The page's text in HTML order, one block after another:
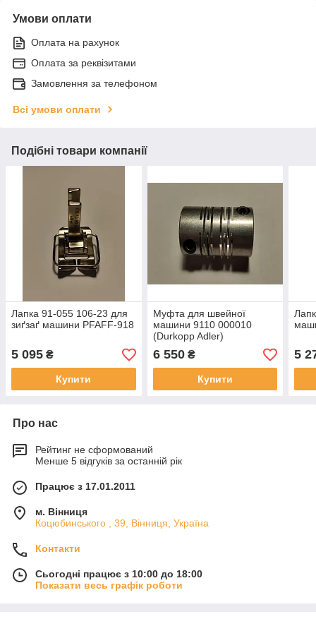
Умови оплати
Оплата на рахунок
Оплата за реквізитами
Замовлення за телефоном
Всі умови оплати
Подібні товари компанії
Лапка 91-055 106-23 для
зиґзаґ машини PFAFF-918
5 095 ₴
Купити
Муфта для швейної
машини 9110 000010
(Durkopp Adler)
6 550₴
Купити
5
Про нас
Рейтинг не сформований
Менше 5 відгуків за останній рік
Працює з 17.01.2011
м. Вінниця
Коцюбинського , 39, Вінниця, Україна
Контакти
Сьогодні працює з 10:00 до 18:00
Показати весь графік роботи